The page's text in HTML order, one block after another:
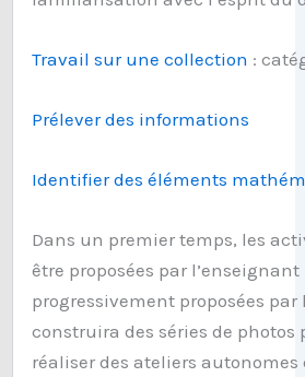
Travail sur une collection :
Prélever des informations
Identifier des éléments
Dans un premier temps, les
être proposées par
progressivement proposées par
construira des séries de photos
réaliser des ateliers autonomes